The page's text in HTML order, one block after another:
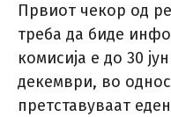
Првиот чекор од
треба да биде
комисија е до 30
декември, во
претставуваат